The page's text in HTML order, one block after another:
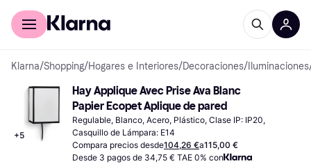
Comprar con Klarna
Klarna/Shopping/Hogares e Interiores/Decoraciones/ Iluminaciones
+5
Hay Applique Avec Prise Ava Blanc
Papier Ecopet Aplique de pared
Regulable, Blanco, Acero, Plástico, Clase IP: IP20,
Casquillo de Lámpara: E14
Compara precios desde104,26 €a115,00 €
Desde 3 pagos de 34,75 € TAE 0% con